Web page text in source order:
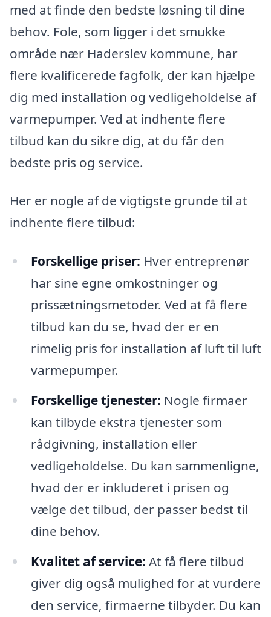
med at finde den bedste løsning til dine
behov. Fole, som ligger i det smukke
område nær Haderslev kommune, har
flere kvalificerede fagfolk, der kan hjælpe
dig med installation og vedligeholdelse af
varmepumper. Ved at indhente flere
tilbud kan du sikre dig, at du får den
bedste pris og service.
Her er nogle af de vigtigste grunde til at
indhente flere tilbud:
Forskellige priser: Hver entreprenør
har sine egne omkostninger og
prissætningsmetoder. Ved at få flere
tilbud kan du se, hvad der er en
rimelig pris for installation af luft til luft
varmepumper.
Forskellige tjenester: Nogle firmaer
kan tilbyde ekstra tjenester som
rådgivning, installation eller
vedligeholdelse. Du kan sammenligne,
hvad der er inkluderet i prisen og
vælge det tilbud, der passer bedst til
dine behov.
Kvalitet af service: At få flere tilbud
giver dig også mulighed for at vurdere
den service, firmaerne tilbyder. Du kan